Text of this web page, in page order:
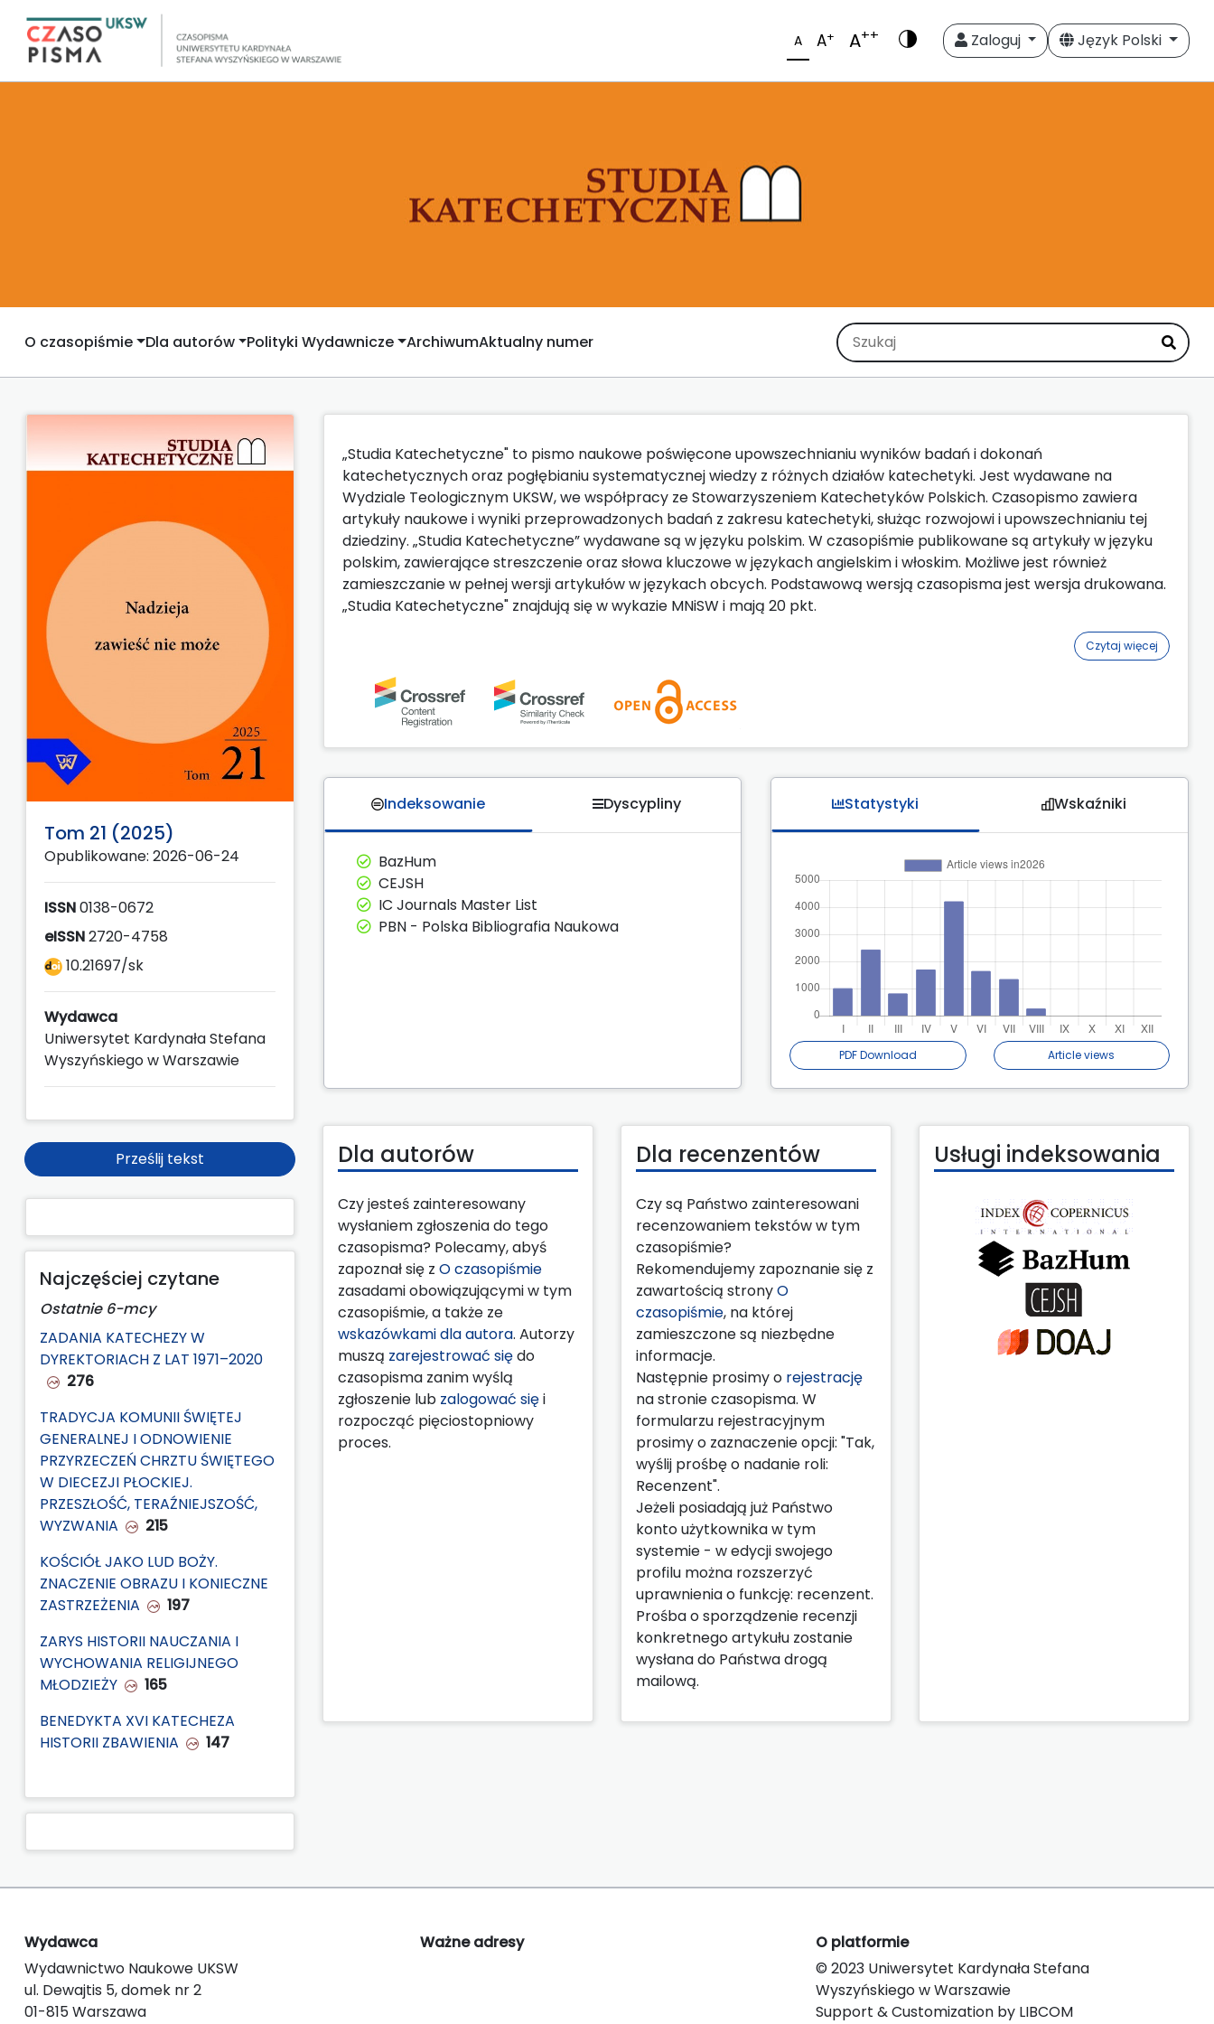
A A+ A++ Zaloguj Język Polski
O czasopiśmie Dla autorów Polityki Wydawnicze ArchiwumAktualny numer
Tom 21 (2025)
Opublikowane: 2026-06-24
ISSN0138-0672
eISSN2720-4758
10.21697/sk
Wydawca
Uniwersytet Kardynała Stefana
Wyszyńskiego w Warszawie
Prześlij tekst
Najczęściej czytane
Ostatnie 6-mcy
ZADANIA KATECHEZY W
DYREKTORIACH Z LAT 1971–2020
276
TRADYCJA KOMUNII ŚWIĘTEJ
GENERALNEJ I ODNOWIENIE
PRZYRZECZEŃ CHRZTU ŚWIĘTEGO
W DIECEZJI PŁOCKIEJ.
PRZESZŁOŚĆ, TERAŹNIEJSZOŚĆ,
WYZWANIA
215
KOŚCIÓŁ JAKO LUD BOŻY.
ZNACZENIE OBRAZU I KONIECZNE
ZASTRZEŻENIA
197
ZARYS HISTORII NAUCZANIA I
WYCHOWANIA RELIGIJNEGO
MŁODZIEŻY
165
BENEDYKTA XVI KATECHEZA
HISTORII ZBAWIENIA
147
„Studia Katechetyczne" to pismo naukowe poświęcone upowszechnianiu wyników badań i dokonań
katechetycznych oraz pogłębianiu systematycznej wiedzy z różnych działów katechetyki. Jest wydawane na
Wydziale Teologicznym UKSW, we współpracy ze Stowarzyszeniem Katechetyków Polskich. Czasopismo zawiera
artykuły naukowe i wyniki przeprowadzonych badań z zakresu katechetyki, służąc rozwojowi i upowszechnianiu tej
dziedziny. „Studia Katechetyczne” wydawane są w języku polskim. W czasopiśmie publikowane są artykuły w języku
polskim, zawierające streszczenie oraz słowa kluczowe w językach angielskim i włoskim. Możliwe jest również
zamieszczanie w pełnej wersji artykułów w językach obcych. Podstawową wersją czasopisma jest wersja drukowana.
„Studia Katechetyczne" znajdują się w wykazie MNiSW i mają 20 pkt.
Czytaj więcej
Indeksowanie Dyscypliny
BazHum
CEJSH
IC Journals Master List
PBN - Polska Bibliografia Naukowa
Statystyki Wskaźniki
PDF Download Article views
Dla autorów
Czy jesteś zainteresowany
wysłaniem zgłoszenia do tego
czasopisma? Polecamy, abyś
zapoznał się z O czasopiśmie
zasadami obowiązującymi w tym
czasopiśmie, a także ze
wskazówkami dla autora. Autorzy
muszą zarejestrować siędo
czasopisma zanim wyślą
zgłoszenie lub zalogować sięi
rozpocząć pięciostopniowy
proces.
Dla recenzentów
Czy są Państwo zainteresowani
recenzowaniem tekstów w tym
czasopiśmie?
Rekomendujemy zapoznanie się z
zawartością stronyO
czasopiśmie, na której
zamieszczone są niezbędne
informacje.
Następnie prosimy o rejestrację
na stronie czasopisma. W
formularzu rejestracyjnym
prosimy o zaznaczenie opcji: "Tak,
wyślij prośbę o nadanie roli:
Recenzent".
Jeżeli posiadają już Państwo
konto użytkownika w tym
systemie - w edycji swojego
profilu można rozszerzyć
uprawnienia o funkcję: recenzent.
Prośba o sporządzenie recenzji
konkretnego artykułu zostanie
wysłana do Państwa drogą
mailową.
Usługi indeksowania
Wydawca
Wydawnictwo Naukowe UKSW
ul. Dewajtis 5, domek nr 2
01-815 Warszawa
Ważne adresy
O platformie
© 2023 Uniwersytet Kardynała Stefana
Wyszyńskiego w Warszawie
Support & Customization by LIBCOM